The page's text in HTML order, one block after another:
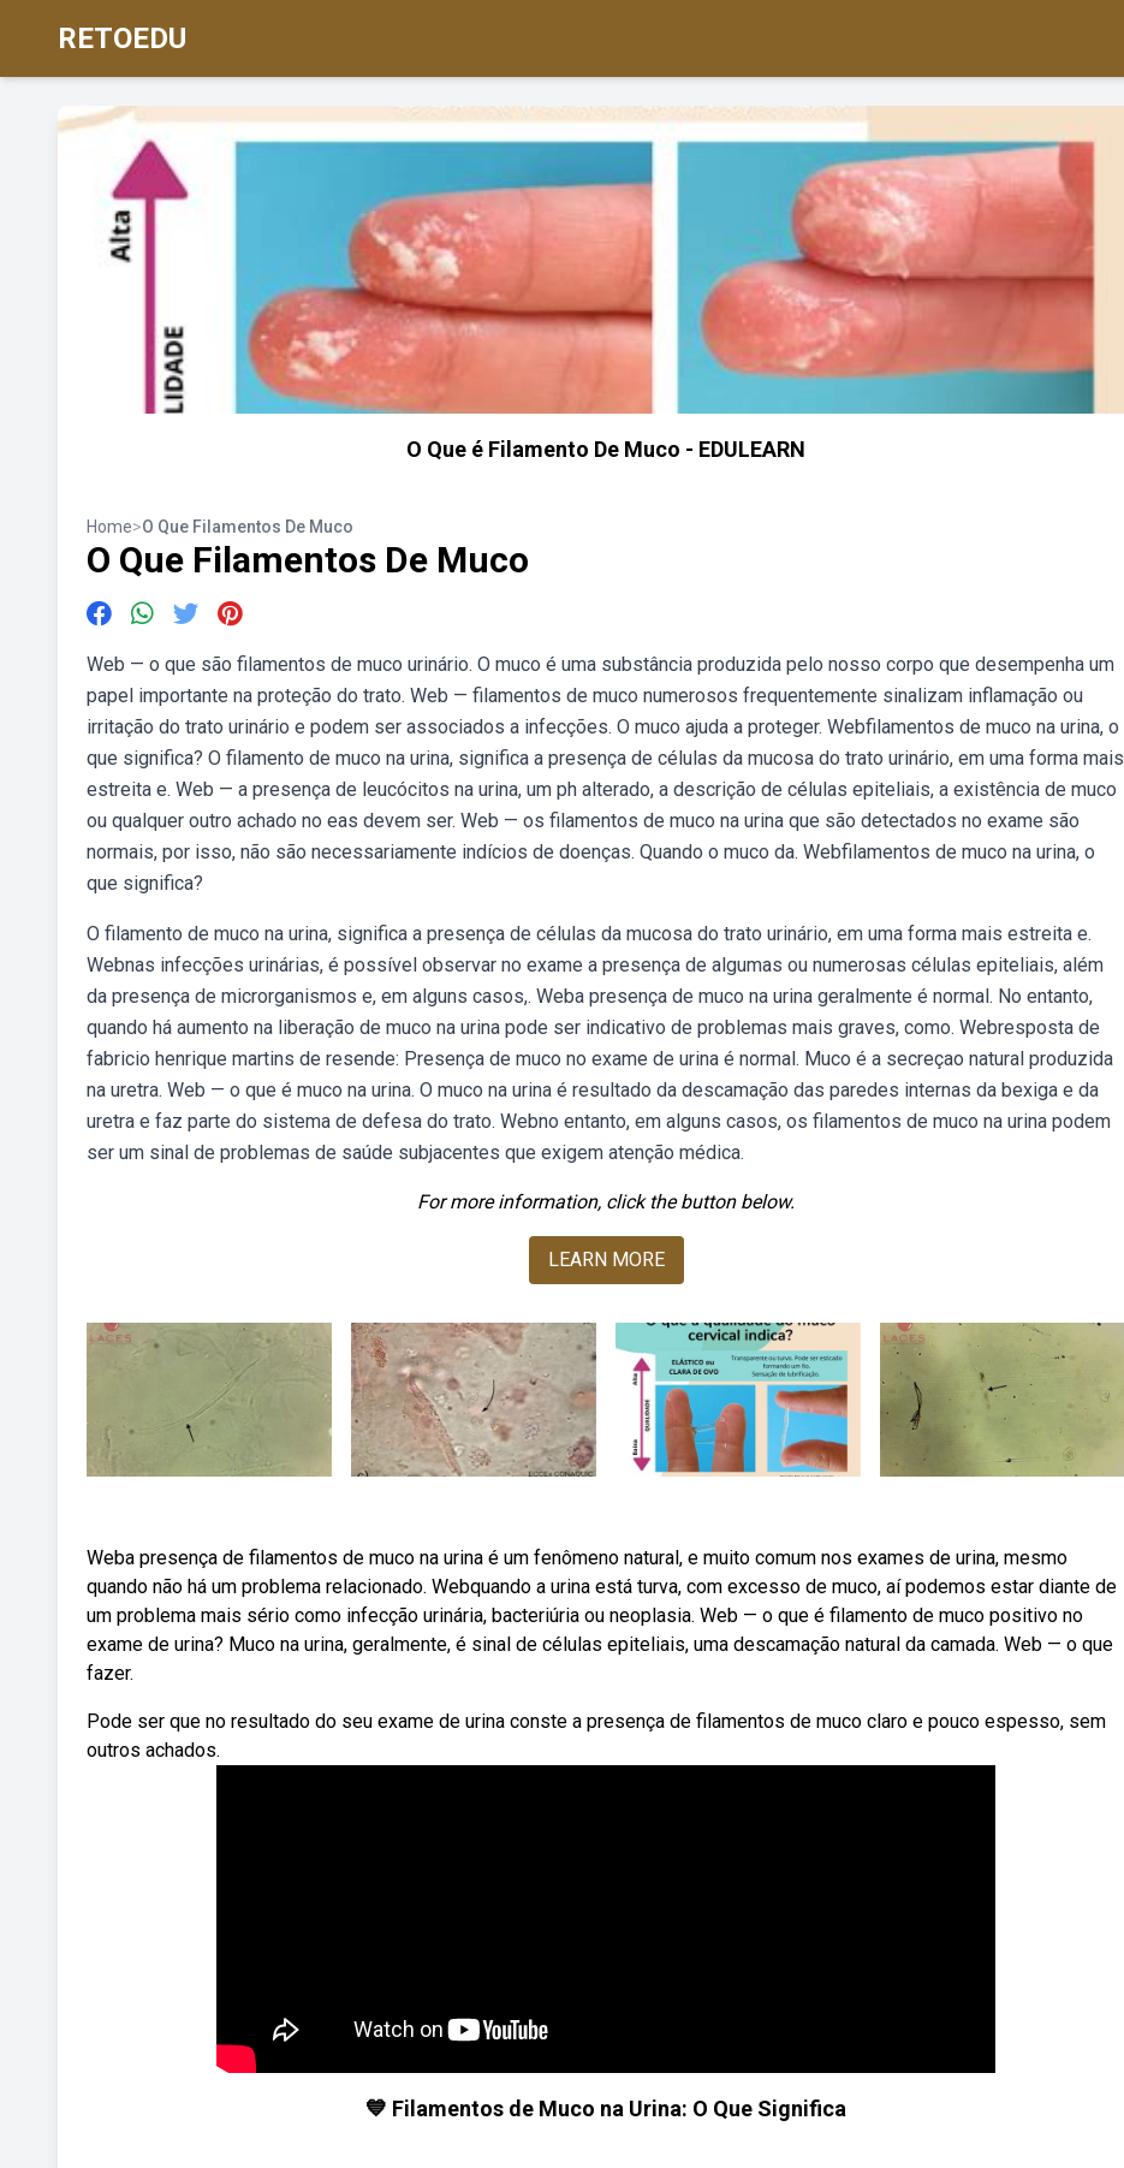
RETOEDU
O Que é Filamento De Muco - EDULEARN
Home>O Que Filamentos De Muco
O Que Filamentos De Muco
Web — o que são filamentos de muco urinário. O muco é uma substância produzida pelo nosso corpo que desempenha um
papel importante na proteção do trato. Web — filamentos de muco numerosos frequentemente sinalizam inflamação ou
irritação do trato urinário e podem ser associados a infecções. O muco ajuda a proteger. Webfilamentos de muco na urina, o
que significa? O filamento de muco na urina, significa a presença de células da mucosa do trato urinário, em uma forma mais
estreita e. Web — a presença de leucócitos na urina, um ph alterado, a descrição de células epiteliais, a existência de muco
ou qualquer outro achado no eas devem ser. Web — os filamentos de muco na urina que são detectados no exame são
normais, por isso, não são necessariamente indícios de doenças. Quando o muco da. Webfilamentos de muco na urina, o
que significa?
O filamento de muco na urina, significa a presença de células da mucosa do trato urinário, em uma forma mais estreita e.
Webnas infecções urinárias, é possível observar no exame a presença de algumas ou numerosas células epiteliais, além
da presença de microrganismos e, em alguns casos,. Weba presença de muco na urina geralmente é normal. No entanto,
quando há aumento na liberação de muco na urina pode ser indicativo de problemas mais graves, como. Webresposta de
fabricio henrique martins de resende: Presença de muco no exame de urina é normal. Muco é a secreçao natural produzida
na uretra. Web — o que é muco na urina. O muco na urina é resultado da descamação das paredes internas da bexiga e da
uretra e faz parte do sistema de defesa do trato. Webno entanto, em alguns casos, os filamentos de muco na urina podem
ser um sinal de problemas de saúde subjacentes que exigem atenção médica.
For more information, click the button below.
LEARN MORE
Weba presença de filamentos de muco na urina é um fenômeno natural, e muito comum nos exames de urina, mesmo
quando não há um problema relacionado. Webquando a urina está turva, com excesso de muco, aí podemos estar diante de
um problema mais sério como infecção urinária, bacteriúria ou neoplasia. Web — o que é filamento de muco positivo no
exame de urina? Muco na urina, geralmente, é sinal de células epiteliais, uma descamação natural da camada. Web — o que
fazer.
Pode ser que no resultado do seu exame de urina conste a presença de filamentos de muco claro e pouco espesso, sem
outros achados.
💙 Filamentos de Muco na Urina: O Que Significa